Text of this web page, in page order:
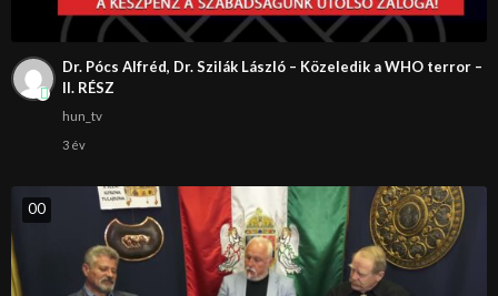
Dr. Pócs Alfréd, Dr. Szilák László – Közeledik a WHO terror –
II. RÉSZ
hun_tv
3 év
00